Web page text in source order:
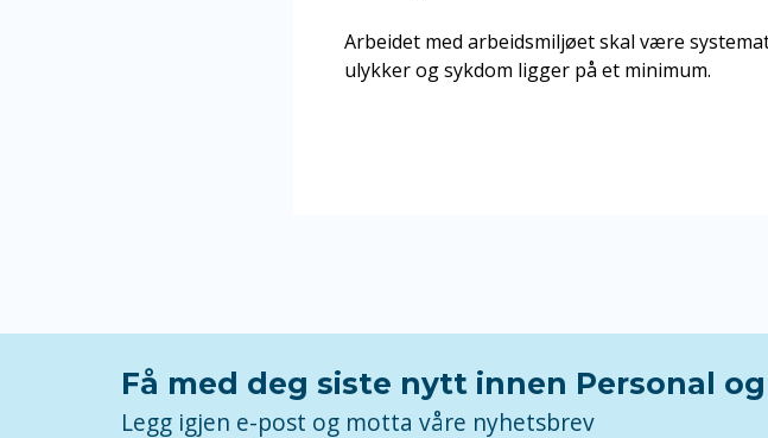
Arbeidet med arbeidsmiljøet skal være
ulykker og sykdom ligger på et minimum.
Få med deg siste nytt innen Personal
Legg igjen e-post og motta våre nyhetsbrev